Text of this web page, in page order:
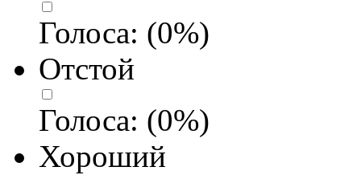
Голоса: (0%)
Отстой
Голоса: (0%)
Хороший